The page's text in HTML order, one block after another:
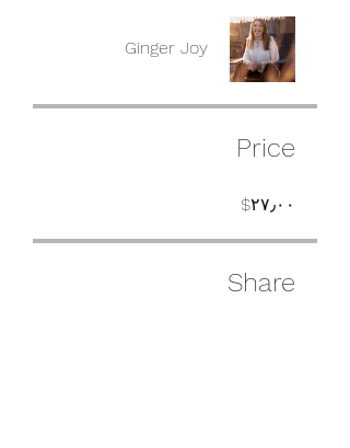
Ginger Joy
Price
‎$۲۷٫۰۰
Share